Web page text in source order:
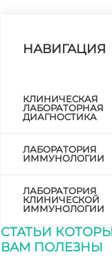
НАВИГАЦИЯ
КЛИНИЧЕСКАЯ
ЛАБОРАТОРНАЯ
ДИАГНОСТИКА
ЛАБОРАТОРИЯ
ИММУНОЛОГИИ
ЛАБОРАТОРИЯ
КЛИНИЧЕСКОЙ
ИММУНОЛОГИИ
СТАТЬИ
ВАМ ПОЛЕЗНЫ